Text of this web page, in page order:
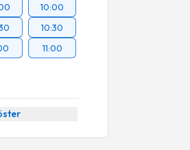
10:00
10:30
11:00